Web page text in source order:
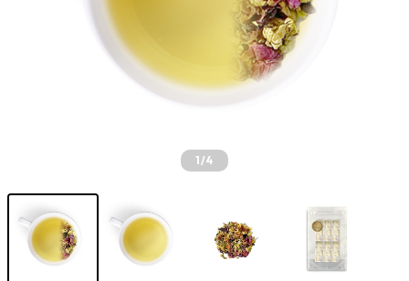
1/4